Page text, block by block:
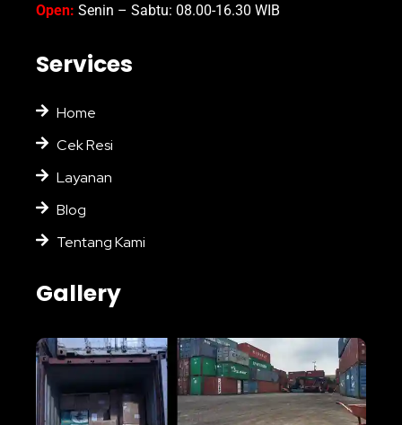
Open: Senin – Sabtu: 08.00-16.30 WIB
Services
Home
Cek Resi
Layanan
Blog
Tentang Kami
Gallery